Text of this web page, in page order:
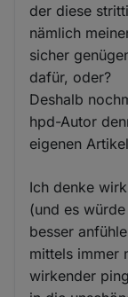
der diese
nämlich
sicher
dafür, oder?
Deshalb
hpd-Autor
eigenen
Ich denke
(und es
besser
mittels immer
wirkender